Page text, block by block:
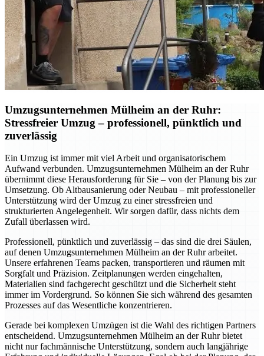
Umzugsunternehmen Mülheim an der Ruhr:
Stressfreier Umzug – professionell, pünktlich und
zuverlässig
Ein Umzug ist immer mit viel Arbeit und organisatorischem
Aufwand verbunden. Umzugsunternehmen Mülheim an der Ruhr
übernimmt diese Herausforderung für Sie – von der Planung bis zur
Umsetzung. Ob Altbausanierung oder Neubau – mit professioneller
Unterstützung wird der Umzug zu einer stressfreien und
strukturierten Angelegenheit. Wir sorgen dafür, dass nichts dem
Zufall überlassen wird.
Professionell, pünktlich und zuverlässig – das sind die drei Säulen,
auf denen Umzugsunternehmen Mülheim an der Ruhr arbeitet.
Unsere erfahrenen Teams packen, transportieren und räumen mit
Sorgfalt und Präzision. Zeitplanungen werden eingehalten,
Materialien sind fachgerecht geschützt und die Sicherheit steht
immer im Vordergrund. So können Sie sich während des gesamten
Prozesses auf das Wesentliche konzentrieren.
Gerade bei komplexen Umzügen ist die Wahl des richtigen Partners
entscheidend. Umzugsunternehmen Mülheim an der Ruhr bietet
nicht nur fachmännische Unterstützung, sondern auch langjährige